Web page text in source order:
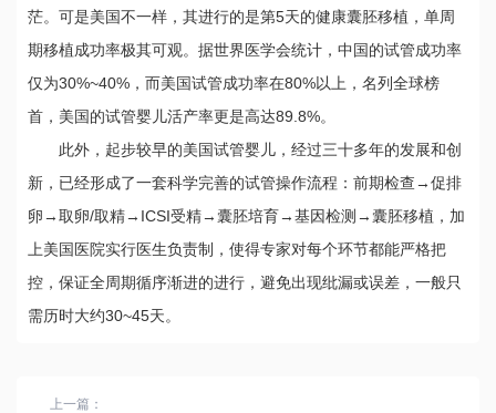
茫。可是美国不一样，其进行的是第5天的健康囊胚移植，单周
期移植成功率极其可观。据世界医学会统计，中国的试管成功率
仅为30%~40%，而美国试管成功率在80%以上，名列全球榜
首，美国的试管婴儿活产率更是高达89.8%。
此外，起步较早的美国试管婴儿，经过三十多年的发展和创
新，已经形成了一套科学完善的试管操作流程：前期检查→促排
卵→取卵/取精→ICSI受精→囊胚培育→基因检测→囊胚移植，加
上美国医院实行医生负责制，使得专家对每个环节都能严格把
控，保证全周期循序渐进的进行，避免出现纰漏或误差，一般只
需历时大约30~45天。
上一篇：